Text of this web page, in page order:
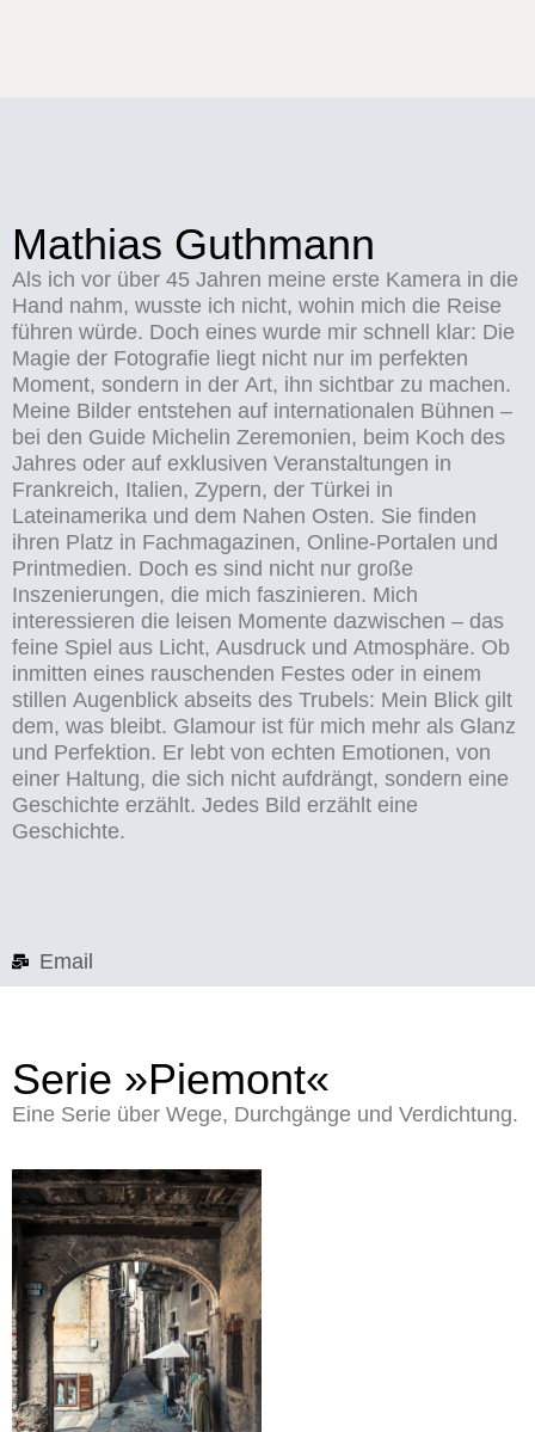
Mathias Guthmann
Als ich vor über 45 Jahren meine erste Kamera in die
Hand nahm, wusste ich nicht, wohin mich die Reise
führen würde. Doch eines wurde mir schnell klar: Die
Magie der Fotografie liegt nicht nur im perfekten
Moment, sondern in der Art, ihn sichtbar zu machen.
Meine Bilder entstehen auf internationalen Bühnen –
bei den Guide Michelin Zeremonien, beim Koch des
Jahres oder auf exklusiven Veranstaltungen in
Frankreich, Italien, Zypern, der Türkei in
Lateinamerika und dem Nahen Osten. Sie finden
ihren Platz in Fachmagazinen, Online-Portalen und
Printmedien. Doch es sind nicht nur große
Inszenierungen, die mich faszinieren. Mich
interessieren die leisen Momente dazwischen – das
feine Spiel aus Licht, Ausdruck und Atmosphäre. Ob
inmitten eines rauschenden Festes oder in einem
stillen Augenblick abseits des Trubels: Mein Blick gilt
dem, was bleibt. Glamour ist für mich mehr als Glanz
und Perfektion. Er lebt von echten Emotionen, von
einer Haltung, die sich nicht aufdrängt, sondern eine
Geschichte erzählt. Jedes Bild erzählt eine
Geschichte.
Email
Serie »Piemont«
Eine Serie über Wege, Durchgänge und Verdichtung.